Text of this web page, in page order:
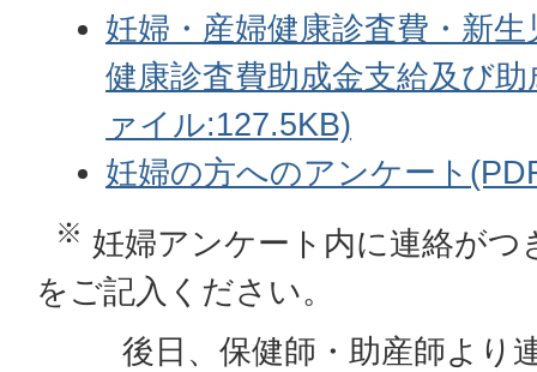
妊婦・産婦健康診査費・新
健康診査費助成金支給及び
ァイル:127.5KB)
妊婦の方へのアンケート
※ 妊婦アンケート内に連絡がつ
をご記入ください。
後日、保健師・助産師より